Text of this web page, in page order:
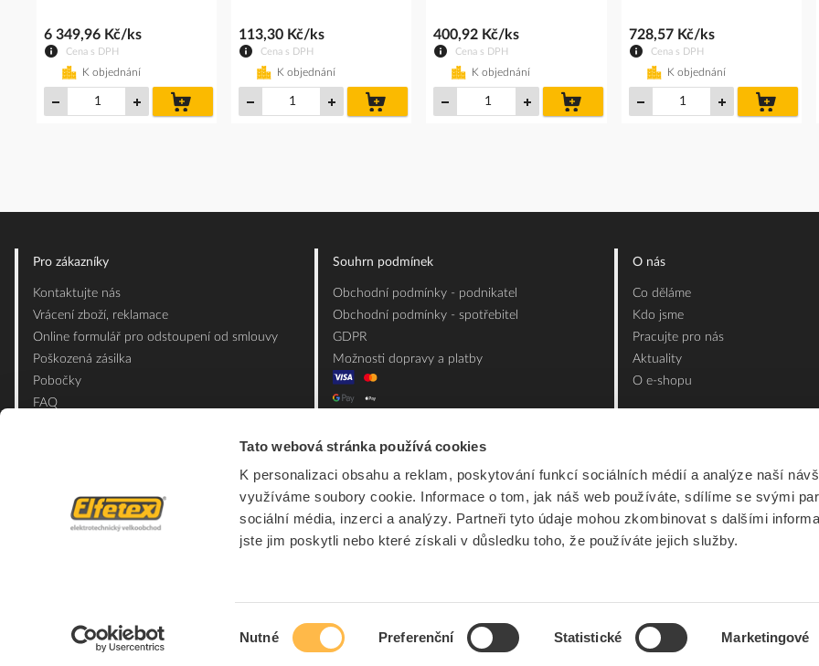
Tato webová stránka používá cookies
K personalizaci obsahu a reklam, poskytování funkcí sociálních médií a analýze naší
využíváme soubory cookie. Informace o tom, jak náš web používáte, sdílíme se svými
sociální média, inzerci a analýzy. Partneři tyto údaje mohou zkombinovat s dalšími
jste jim poskytli nebo které získali v důsledku toho, že používáte jejich služby.
Nutné Preferenční Statistické Marketingové
Cena s DPH
6 349,96 Kč/ks
K objednání
košíku
Cena s DPH
113,30 Kč/ks
K objednání
košíku
Cena s DPH
400,92 Kč/ks
K objednání
košíku
Cena s DPH
728,57 Kč/ks
K objednání
košíku
Pro zákazníky
Kontaktujte nás
Vrácení zboží, reklamace
Online formulář pro odstoupení od smlouvy
Poškozená zásilka
Pobočky
FAQ
Souhrn podmínek
Obchodní podmínky - podnikatel
Obchodní podmínky - spotřebitel
GDPR
Možnosti dopravy a platby
O nás
Co děláme
Kdo jsme
Pracujte pro nás
Aktuality
O e-shopu